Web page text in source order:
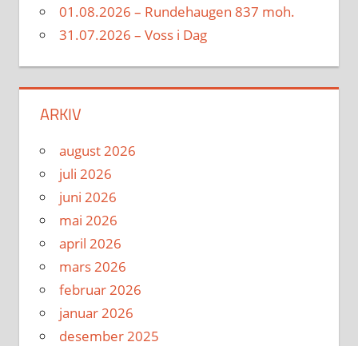
01.08.2026 – Rundehaugen 837 moh.
31.07.2026 – Voss i Dag
ARKIV
august 2026
juli 2026
juni 2026
mai 2026
april 2026
mars 2026
februar 2026
januar 2026
desember 2025